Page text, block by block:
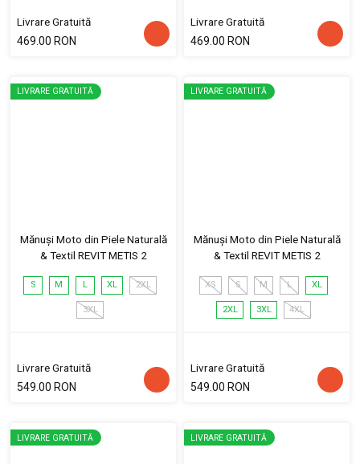
Livrare Gratuită
469.00 RON
Livrare Gratuită
469.00 RON
LIVRARE GRATUITĂ
Mănuși Moto din Piele Naturală
& Textil REVIT METIS 2
S M L XL 2XL
3XL
Livrare Gratuită
549.00 RON
LIVRARE GRATUITĂ
Mănuși Moto din Piele Naturală
& Textil REVIT METIS 2
XS S M L XL
2XL 3XL 4XL
Livrare Gratuită
549.00 RON
LIVRARE GRATUITĂ LIVRARE GRATUITĂ